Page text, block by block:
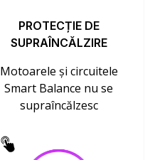
PROTECȚIE DE
SUPRAÎNCĂLZIRE
Motoarele și circuitele
Smart Balance nu se
supraîncălzesc